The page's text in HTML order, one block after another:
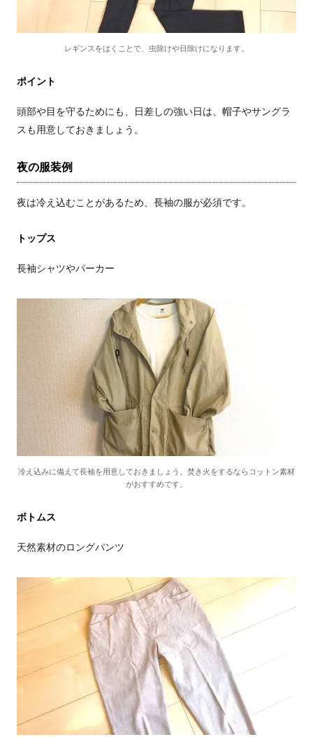
レギンスをはくことで、虫除けや日除けになります。
ポイント
頭部や目を守るためにも、日差しの強い日は、帽子やサングラ
スも用意しておきましょう。
夜の服装例
夜は冷え込むことがあるため、長袖の服が必須です。
トップス
長袖シャツやパーカー
冷え込みに備えて長袖を用意しておきましょう。焚き火をするならコットン素材
がおすすめです。
ボトムス
天然素材のロングパンツ